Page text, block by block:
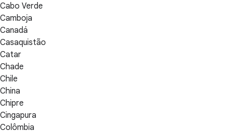
Cabo Verde
Camboja
Canadá
Casaquistão
Catar
Chade
Chile
China
Chipre
Cingapura
Colômbia